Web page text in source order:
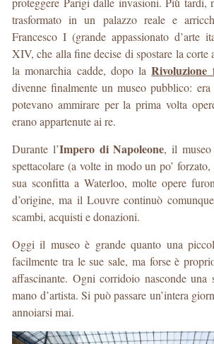
trasformato in un palazzo reale e
Francesco I (grande appassionato d’arte
XIV, che alla fine decise di spostare la corte
la monarchia cadde, dopo laRivoluzione
divenne finalmente un museo pubblico:
potevano ammirare per la prima volta
erano appartenute ai re.
Durante l’Impero di Napoleone, il
spettacolare (a volte in modo un po’
sua sconfitta a Waterloo, molte opere
d’origine, ma il Louvre continuò
scambi, acquisti e donazioni.
Oggi il museo è grande quanto una
facilmente tra le sue sale, ma forse è
affascinante. Ogni corridoio nasconde una
mano d’artista. Si può passare un’intera
annoiarsi mai.